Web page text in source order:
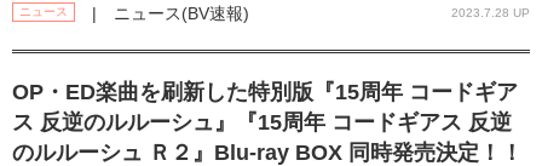
ニュース | ニュース(BV速報) 2023.7.28 UP
OP・ED楽曲を刷新した特別版『15周年 コードギア
ス 反逆のルルーシュ』『15周年 コードギアス 反逆
のルルーシュ Ｒ２』Blu-ray BOX 同時発売決定！！